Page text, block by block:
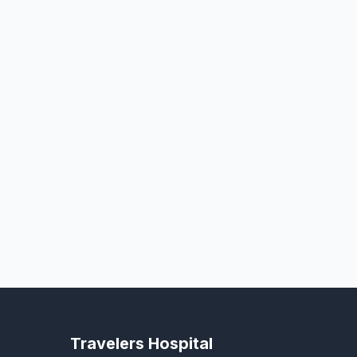
Travelers Hospital